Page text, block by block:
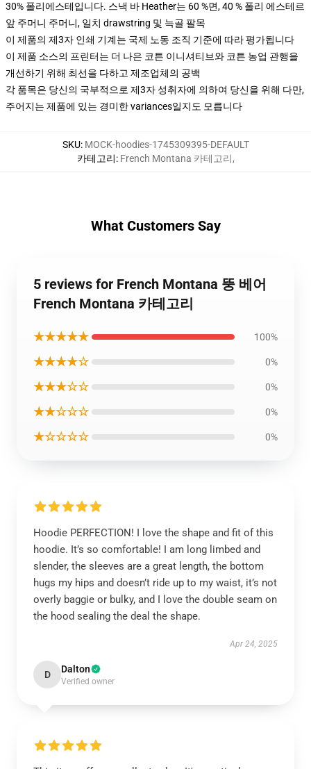
30% 폴리에스테입니다. 스낵 바 Heather는 60 %면, 40 % 폴리 에스테르
앞 주머니 주머니, 일치 drawstring 및 늑골 팔목
이 제품의 제3자 인쇄 기계는 국제 노동 조직 기준에 따라 평가됩니다
이 제품 소스의 프린터는 더 나은 코튼 이니셔티브와 코튼 농업 관행을
개선하기 위해 최선을 다하고 제조업체의 공백
각 품목은 당신의 국부적으로 제3자 성취자에 의하여 당신을 위해 다만,
주어지는 제품에 있는 경미한 variances일지도 모릅니다
SKU: MOCK-hoodies-1745309395-DEFAULT
카테고리: French Montana 카테고리,
What Customers Say
5 reviews for French Montana 뚱 베어
French Montana 카테고리
★★★★★ 100%
★★★★☆ 0%
★★★☆☆ 0%
★★☆☆☆ 0%
★☆☆☆☆ 0%
Hoodie PERFECTION! I love the shape and fit of this
hoodie. It’s so comfortable! I am long limbed and
slender, the sleeves are a great length, the bottom
hugs my hips and doesn’t ride up to my waist, it’s not
overly baggie or bulky, and I love the double seam on
the hood sealing the deal the shape.
Apr 24, 2025
D Dalton
Verified owner